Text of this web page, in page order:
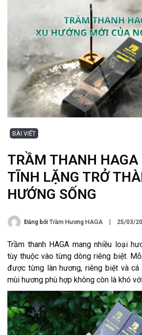
BÀI VIẾT
TRẦM THANH
TĨNH LẶNG TRỞ
HƯỚNG SỐNG
Đăng bởi Trầm Hương HAGA 25/03/
Trầm thanh HAGA mang nhiều loại
tùy thuộc vào từng dòng riêng biệt.
được từng làn hương, riêng biệt và
mùi hương phù hợp không còn là khó